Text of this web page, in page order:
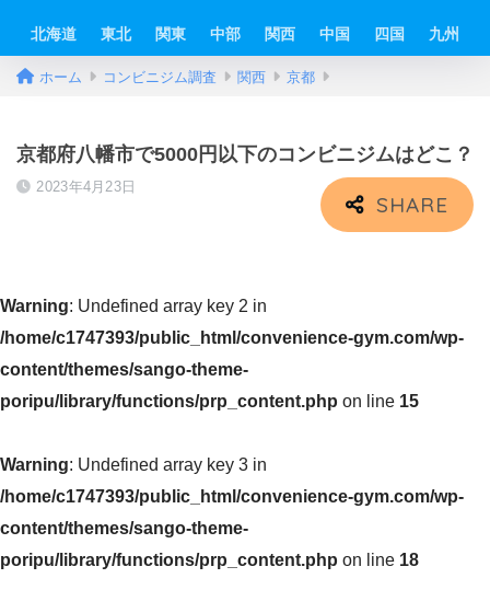
北海道 東北 関東 中部 関西 中国 四国 九州
ホーム コンビニジム調査 関西 京都
京都府八幡市で5000円以下のコンビニジムはどこ？
2023年4月23日
Warning: Undefined array key 2 in
/home/c1747393/public_html/convenience-gym.com/wp-
content/themes/sango-theme-
poripu/library/functions/prp_content.php on line 15
Warning: Undefined array key 3 in
/home/c1747393/public_html/convenience-gym.com/wp-
content/themes/sango-theme-
poripu/library/functions/prp_content.php on line 18